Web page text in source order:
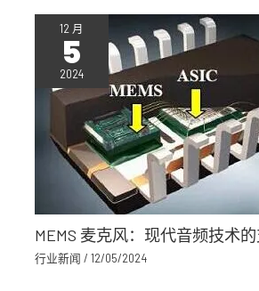
12 月
5
2024
MEMS 麦克风：现代音频技术
行业新闻 /12/05/2024